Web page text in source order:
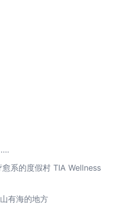
….
系的度假村 TIA Wellness
有海的地方